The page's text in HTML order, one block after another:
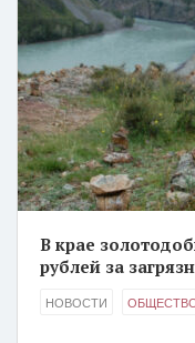
В крае
рублей за
НОВОСТИ